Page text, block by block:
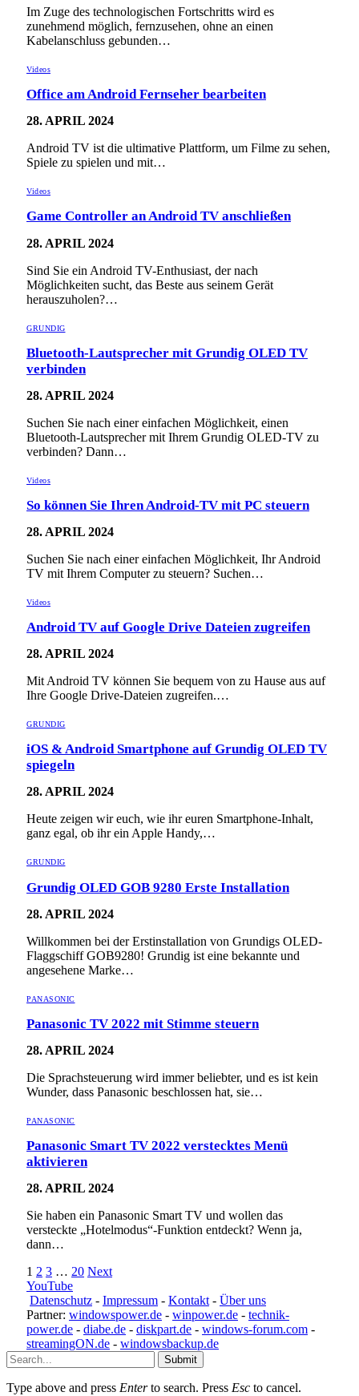
Im Zuge des technologischen Fortschritts wird es
zunehmend möglich, fernzusehen, ohne an einen
Kabelanschluss gebunden…
Videos
Office am Android Fernseher bearbeiten
28. APRIL 2024
Android TV ist die ultimative Plattform, um Filme zu sehen,
Spiele zu spielen und mit…
Videos
Game Controller an Android TV anschließen
28. APRIL 2024
Sind Sie ein Android TV-Enthusiast, der nach
Möglichkeiten sucht, das Beste aus seinem Gerät
herauszuholen?…
GRUNDIG
Bluetooth-Lautsprecher mit Grundig OLED TV
verbinden
28. APRIL 2024
Suchen Sie nach einer einfachen Möglichkeit, einen
Bluetooth-Lautsprecher mit Ihrem Grundig OLED-TV zu
verbinden? Dann…
Videos
So können Sie Ihren Android-TV mit PC steuern
28. APRIL 2024
Suchen Sie nach einer einfachen Möglichkeit, Ihr Android
TV mit Ihrem Computer zu steuern? Suchen…
Videos
Android TV auf Google Drive Dateien zugreifen
28. APRIL 2024
Mit Android TV können Sie bequem von zu Hause aus auf
Ihre Google Drive-Dateien zugreifen.…
GRUNDIG
iOS & Android Smartphone auf Grundig OLED TV
spiegeln
28. APRIL 2024
Heute zeigen wir euch, wie ihr euren Smartphone-Inhalt,
ganz egal, ob ihr ein Apple Handy,…
GRUNDIG
Grundig OLED GOB 9280 Erste Installation
28. APRIL 2024
Willkommen bei der Erstinstallation von Grundigs OLED-
Flaggschiff GOB9280! Grundig ist eine bekannte und
angesehene Marke…
PANASONIC
Panasonic TV 2022 mit Stimme steuern
28. APRIL 2024
Die Sprachsteuerung wird immer beliebter, und es ist kein
Wunder, dass Panasonic beschlossen hat, sie…
PANASONIC
Panasonic Smart TV 2022 verstecktes Menü
aktivieren
28. APRIL 2024
Sie haben ein Panasonic Smart TV und wollen das
versteckte „Hotelmodus“-Funktion entdeckt? Wenn ja,
dann…
1 2 3 … 20 Next
YouTube
Datenschutz - Impressum - Kontakt - Über uns
Partner: windowspower.de - winpower.de - technik-
power.de - diabe.de - diskpart.de - windows-forum.com -
streamingON.de - windowsbackup.de
Submit
Type above and press Enterto search. Press Esc to cancel.